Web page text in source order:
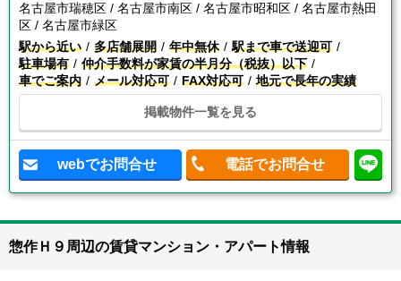
名古屋市瑞穂区 / 名古屋市南区 / 名古屋市昭和区 / 名古屋市熱田
区 / 名古屋市緑区
駅から近い
多店舗展開 年中無休
駅まで車で送迎可
駐車場有
仲介手数料が家賃の半月分（税抜）以下
車でご案内
メール対応可 FAX対応可 地元で長年の実績
掲載物件一覧を見る
webでお問合せ 電話でお問合せ
惣作Ｈ９周辺の賃貸マンション・アパート情報